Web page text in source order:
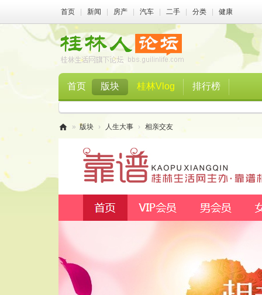
首页 新闻 房产 汽车 二手 分类 健康
首页 版块 桂林Vlog 排行榜
论
» 版块 › 人生大事 › 相亲交友